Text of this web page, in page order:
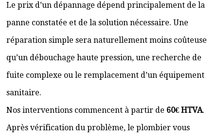
Le prix d’un dépannage dépend principalement de la
panne constatée et de la solution nécessaire. Une
réparation simple sera naturellement moins coûteuse
qu’un débouchage haute pression, une recherche de
fuite complexe ou le remplacement d’un équipement
sanitaire.
Nos interventions commencent à partir de 60€ HTVA.
Après vérification du problème, le plombier vous